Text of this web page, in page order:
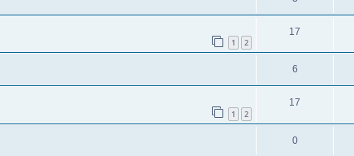
1 2
17
6
1 2
17
0